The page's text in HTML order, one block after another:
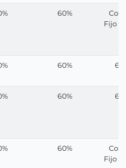
60%
Fijo
60%
60%
60%
Fijo